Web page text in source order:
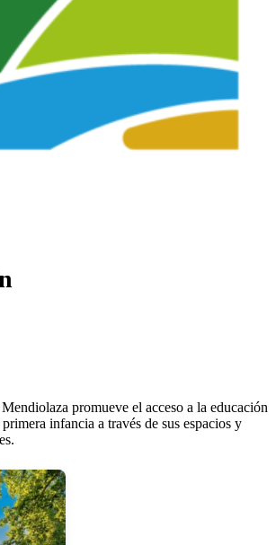
promueve el acceso a la educación
infancia a través de sus espacios y